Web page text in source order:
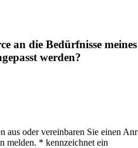
an die Bedürfnisse meines
werden?
aus oder vereinbaren Sie einen
melden. * kennzeichnet ein